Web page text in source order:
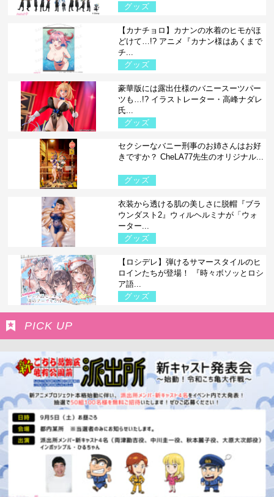
グッズ
【カナチョロ】カナンの水着のヒモがほ
どけて…!? アニメ『カナン様はあくまで
チ...
グッズ
豪華版には露出仕様のバニースーツパー
ツも…!? イラストレーター・高峰ナダレ
氏...
グッズ
セクシーなバニー刑事のお姉さんはお好
きですか？ CheLA77先生のオリジナル...
グッズ
衣装から透ける肌の美しさに脱帽『ブラ
ウンダスト2』ウィルヘルミナが「ウォ
ーター...
グッズ
【ロシデレ】弾けるサマースタイルのヒ
ロインたちが登場！ 『時々ボソッとロシ
ア語...
グッズ
PICK UP